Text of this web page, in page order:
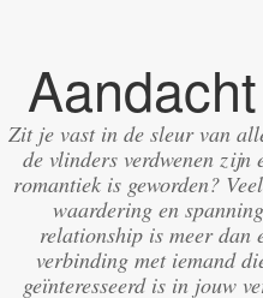
Zit je vast in de sleur van
de vlinders verdwenen
romantiek is geworden?
waardering en
relationship is meer dan
verbinding met iemand
geïnteresseerd is in jouw